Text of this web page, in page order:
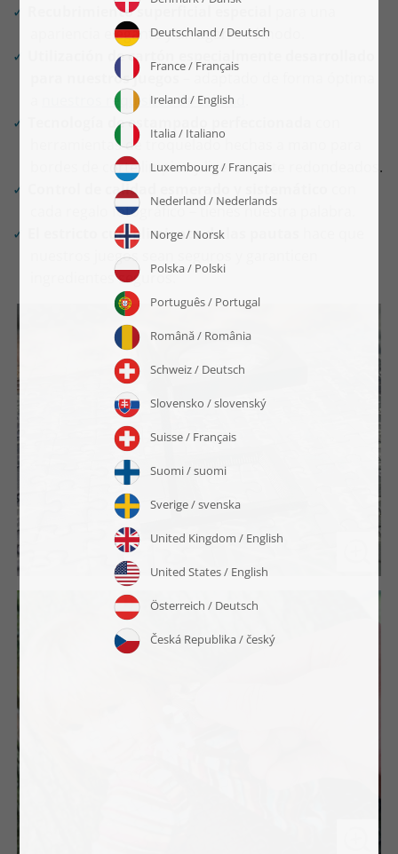
Recubrimiento superficial especial
apariencia elegante y un agarre cómodo.
Utilización de cartón especialmente desarrollado
para nuestros juegos
– adaptado de forma óptima
nuestros requisitos de calidad
Tecnología de estampado perfeccionada
herramientas de troquelado hechas a mano para
bordes de corte limpios y ligeramente redondeados.
Control de calidad esmerado y sistemático
cada regalo fotográfico – tienes nuestra palabra.
El estricto cumplimiento de las pautas
nuestros juegos sean seguros y garanticen
ingredientes seguros.